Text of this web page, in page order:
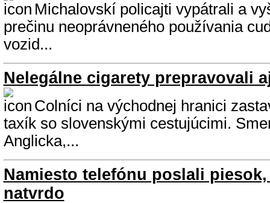
Michalovskí policajti vypátrali a
prečinu neoprávneného používania
vozid...
Nelegálne cigarety prepravovali
Colníci na východnej hranici
taxík so slovenskými cestujúcimi.
Anglicka,...
Namiesto telefónu poslali
natvrdo